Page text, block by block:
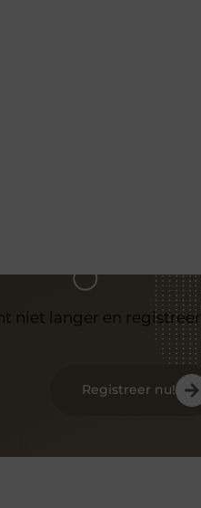
niet langer en registreer
Registreer nu!